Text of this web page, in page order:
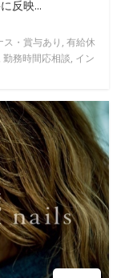
反映...
・賞与あり, 有給休
務時間応相談, イン